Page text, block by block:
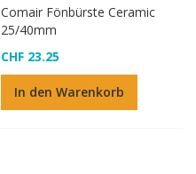
Comair Fönbürste Ceramic
25/40mm
CHF 23.25
In den Warenkorb